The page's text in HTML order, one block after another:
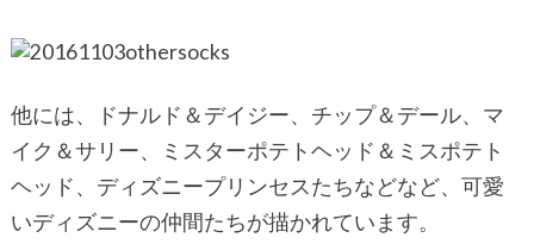
他には、ドナルド＆デイジー、チップ＆デール、マ
イク＆サリー、ミスターポテトヘッド＆ミスポテト
ヘッド、ディズニープリンセスたちなどなど、可愛
いディズニーの仲間たちが描かれています。